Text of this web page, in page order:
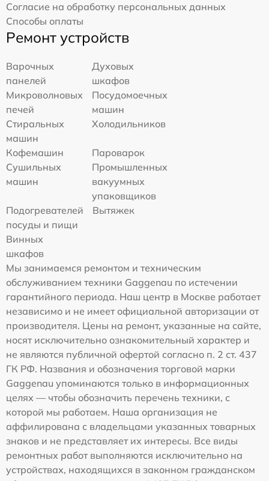
Согласие на обработку персональных данных
Способы оплаты
Ремонт устройств
Варочных
панелей
Духовых
шкафов
Микроволновых
печей
Посудомоечных
машин
Стиральных
машин
Холодильников
Кофемашин
Пароварок
Сушильных
машин
Промышленных
вакуумных
упаковщиков
Подогревателей
посуды и пищи
Вытяжек
Винных
шкафов
Мы занимаемся ремонтом и техническим
обслуживанием техники Gaggenau по истечении
гарантийного периода. Наш центр в Москве работает
независимо и не имеет официальной авторизации от
производителя. Цены на ремонт, указанные на сайте,
носят исключительно ознакомительный характер и
не являются публичной офертой согласно п. 2 ст. 437
ГК РФ. Названия и обозначения торговой марки
Gaggenau упоминаются только в информационных
целях — чтобы обозначить перечень техники, с
которой мы работаем. Наша организация не
аффилирована с владельцами указанных товарных
знаков и не представляет их интересы. Все виды
ремонтных работ выполняются исключительно на
устройствах, находящихся в законном гражданском